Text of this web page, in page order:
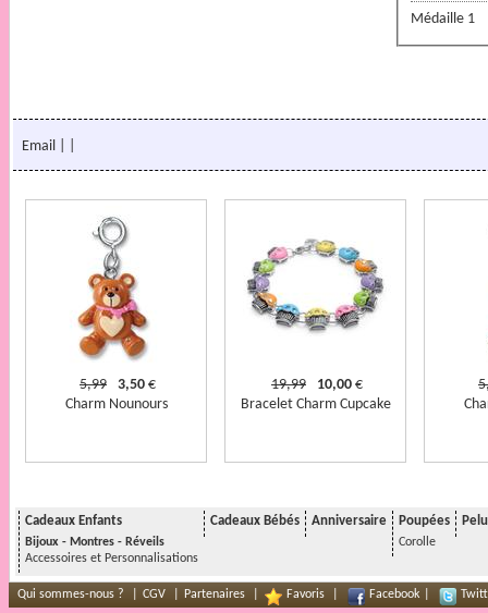
Médaille 1
Email
5,99 3,50 €
Charm Nounours
19,99 10,00 €
Bracelet Charm Cupcake
Cadeaux Enfants
Bijoux - Montres - Réveils
Accessoires et Personnalisations
Cadeaux Bébés Anniversaire Poupées
Corolle
Qui sommes-nous ? CGV Partenaires Favoris Facebook